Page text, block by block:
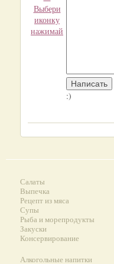
Выбери
иконку
нажимай
:)
Салаты
Выпечка
Рецепт из мяса
Супы
Рыба и морепродукты
Закуски
Консервирование
Алкогольные напитки